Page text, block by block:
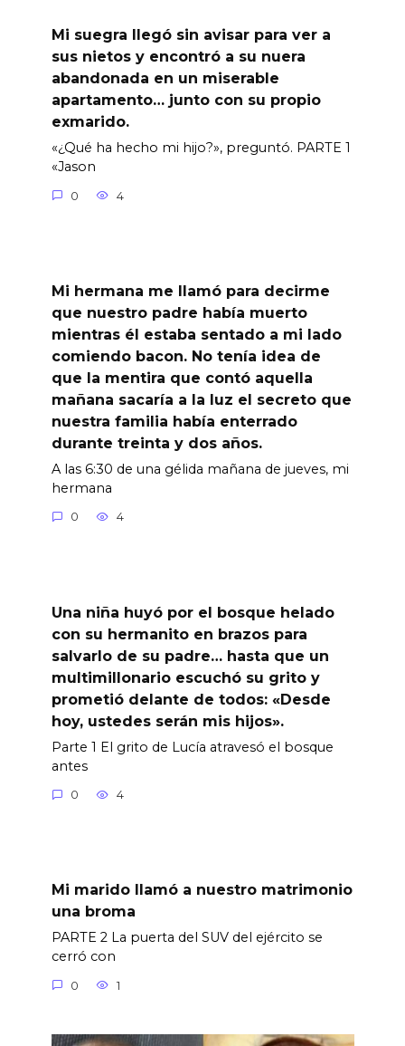
Mi suegra llegó sin avisar para ver a
sus nietos y encontró a su nuera
abandonada en un miserable
apartamento… junto con su propio
exmarido.
«¿Qué ha hecho mi hijo?», preguntó. PARTE 1
«Jason
0 4
Mi hermana me llamó para decirme
que nuestro padre había muerto
mientras él estaba sentado a mi lado
comiendo bacon. No tenía idea de
que la mentira que contó aquella
mañana sacaría a la luz el secreto que
nuestra familia había enterrado
durante treinta y dos años.
A las 6:30 de una gélida mañana de jueves, mi
hermana
0 4
Una niña huyó por el bosque helado
con su hermanito en brazos para
salvarlo de su padre… hasta que un
multimillonario escuchó su grito y
prometió delante de todos: «Desde
hoy, ustedes serán mis hijos».
Parte 1 El grito de Lucía atravesó el bosque
antes
0 4
Mi marido llamó a nuestro matrimonio
una broma
PARTE 2 La puerta del SUV del ejército se
cerró con
0 1